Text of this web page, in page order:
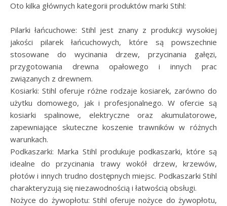
Oto kilka głównych kategorii produktów marki Stihl:
Pilarki łańcuchowe: Stihl jest znany z produkcji wysokiej
jakości pilarek łańcuchowych, które są powszechnie
stosowane do wycinania drzew, przycinania gałęzi,
przygotowania drewna opałowego i innych prac
związanych z drewnem.
Kosiarki: Stihl oferuje różne rodzaje kosiarek, zarówno do
użytku domowego, jak i profesjonalnego. W ofercie są
kosiarki spalinowe, elektryczne oraz akumulatorowe,
zapewniające skuteczne koszenie trawników w różnych
warunkach.
Podkaszarki: Marka Stihl produkuje podkaszarki, które są
idealne do przycinania trawy wokół drzew, krzewów,
płotów i innych trudno dostępnych miejsc. Podkaszarki Stihl
charakteryzują się niezawodnością i łatwością obsługi.
Nożyce do żywopłotu: Stihl oferuje nożyce do żywopłotu,